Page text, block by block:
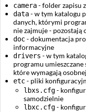
camera- folder zapisu
data- w tym katalogu
danych, którymi
nie zajmuje - pozostają
doc- dokumentacja
informacyjne
drivers - w tym
programu umieszczane
które wymagają
etc- pliki
lbxs.cfg-
samodzielnie
lbxc.cfg-